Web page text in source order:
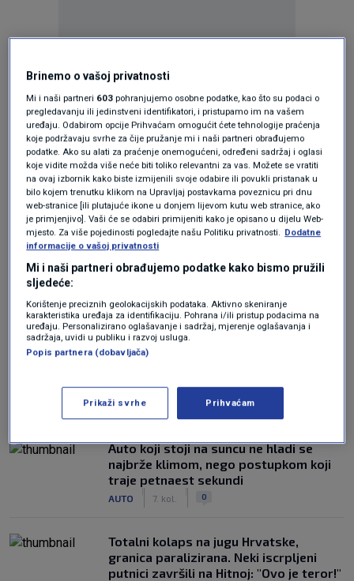
Oglas
NAJČITANIJE
Auto koji stoji na suncu ne hladi se
najbrže klimom, nego postupkom koji
traje petnaest sekundi
AUTO 7. kol. 0
Totalni kolaps na jugu Hrvatske,
granica paralizirana. Neki iscrpljeni
putnici završili na Hitnoj: "Ovo je teror!"
Brinemo o vašoj privatnosti
Mi i naši partneri 603 pohranjujemo osobne podatke, kao što su podaci o
pregledavanju ili jedinstveni identifikatori, i pristupamo im na vašem
uređaju. Odabirom opcije Prihvaćam omogućit ćete tehnologije praćenja
koje podržavaju svrhe za čije pružanje mi i naši partneri obrađujemo
podatke. Ako su alati za praćenje onemogućeni, određeni sadržaj i oglasi
koje vidite možda više neće biti toliko relevantni za vas. Možete se vratiti
na ovaj izbornik kako biste izmijenili svoje odabire ili povukli pristanak u
bilo kojem trenutku klikom na Upravljaj postavkama poveznicu pri dnu
web-stranice [ili plutajuće ikone u donjem lijevom kutu web stranice, ako
je primjenjivo]. Vaši će se odabiri primijeniti kako je opisano u dijelu Web-
mjesto. Za više pojedinosti pogledajte našu Politiku privatnosti. Dodatne
informacije o vašoj privatnosti
Mi i naši partneri obrađujemo podatke kako bismo pružili
sljedeće:
Korištenje preciznih geolokacijskih podataka. Aktivno skeniranje
karakteristika uređaja za identifikaciju. Pohrana i/ili pristup podacima na
uređaju. Personalizirano oglašavanje i sadržaj, mjerenje oglašavanja i
sadržaja, uvidi u publiku i razvoj usluga.
Popis partnera (dobavljača)
Prikaži svrhe Prihvaćam